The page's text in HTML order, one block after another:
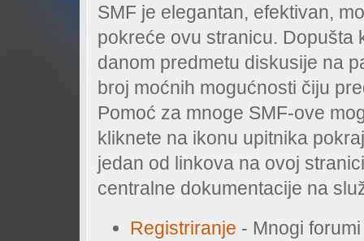
SMF je elegantan, efektivan,
pokreće ovu stranicu. Dopušta
danom predmetu diskusije na
broj moćnih mogućnosti čiju
Pomoć za mnoge SMF-ove
kliknete na ikonu upitnika
jedan od linkova na ovoj
centralne dokumentacije na
Registriranje - Mnogi